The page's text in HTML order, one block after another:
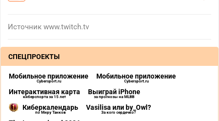
Источник www.twitch.tv
СПЕЦПРОЕКТЫ
Мобильное приложение
Cybersport.ru
Мобильное приложение
Cybersport.ru
Интерактивная карта
киберспорта за 15 лет
Выиграй iPhone
за прогнозы на MLBB
Киберкалендарь
по Миру Танков
Vasilisa или by_Owl?
За кого сердечко?